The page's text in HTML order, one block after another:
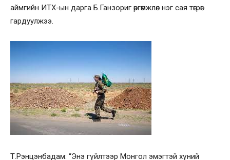
аймгийн ИТХ-ын дарга Б.Ганзориг өргөмжлөл нэг сая төгрөг
гардуулжээ.
Т.Рэнцэнбадам: “Энэ гүйлтээр Монгол эмэгтэй хүний